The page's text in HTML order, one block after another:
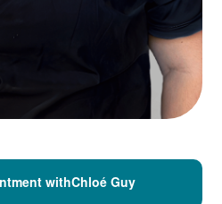
withChloé Guy